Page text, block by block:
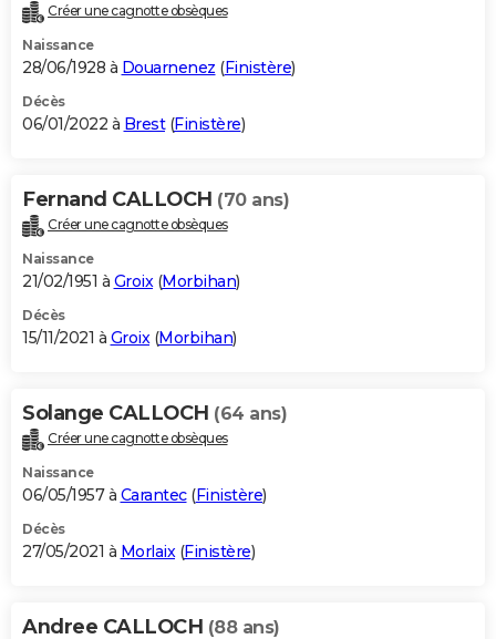
Créer une cagnotte obsèques
Naissance
28/06/1928 à Douarnenez (Finistère)
Décès
06/01/2022 à Brest(Finistère)
Fernand CALLOCH (70 ans)
Créer une cagnotte obsèques
Naissance
21/02/1951 à Groix(Morbihan)
Décès
15/11/2021 à Groix(Morbihan)
Solange CALLOCH (64 ans)
Créer une cagnotte obsèques
Naissance
06/05/1957 à Carantec(Finistère)
Décès
27/05/2021 à Morlaix(Finistère)
Andree CALLOCH (88 ans)